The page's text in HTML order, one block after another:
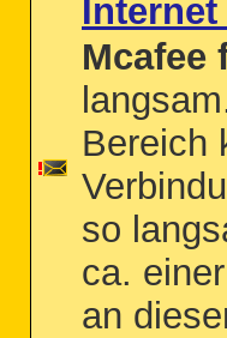
Mcafee
Bereich
so
ca.
an